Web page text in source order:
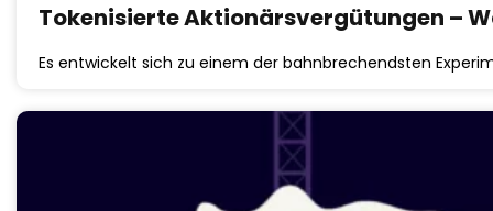
Tokenisierte Aktionärsvergütungen –
Es entwickelt sich zu einem der bahnbrechendsten